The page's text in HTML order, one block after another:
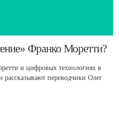
Франко Моретти?
и цифровых технологиях в
рассказывают переводчики Олег